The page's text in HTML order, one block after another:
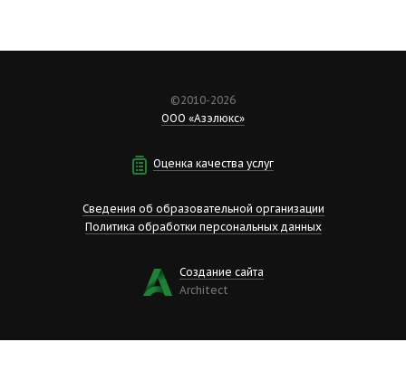
©2010-2026
ООО «Азэлюкс»
Оценка качества услуг
Сведения об образовательной организации
Политика обработки персональных данных
Создание сайта
Аrchitect